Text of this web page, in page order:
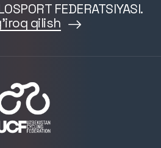
FEDERATSIYASI.
qilish